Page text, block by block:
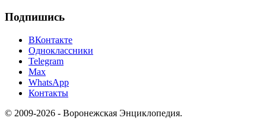
Подпишись
ВКонтакте
Одноклассники
Telegram
Max
WhatsApp
Контакты
© 2009-2026 - Воронежская Энциклопедия.